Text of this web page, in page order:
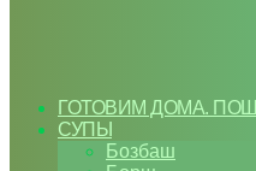
ГОТОВИМ ДОМА.
СУПЫ
Бозбаш